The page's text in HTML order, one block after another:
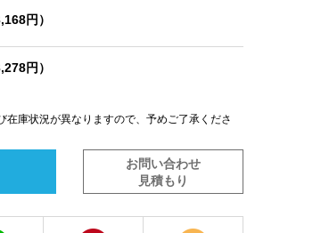
円）
円）
庫状況が異なりますので、予めご了承くださ
お問い合わせ
見積もり